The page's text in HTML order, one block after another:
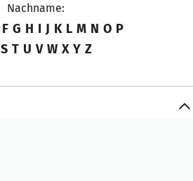
Nachname:
F G H I J K L M N O P
S T U V W X Y Z